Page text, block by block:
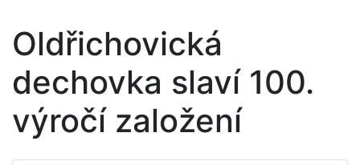
Oldřichovická
dechovka slaví 100.
výročí založení